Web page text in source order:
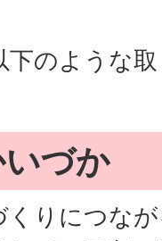
下のような
づか
くりにつな